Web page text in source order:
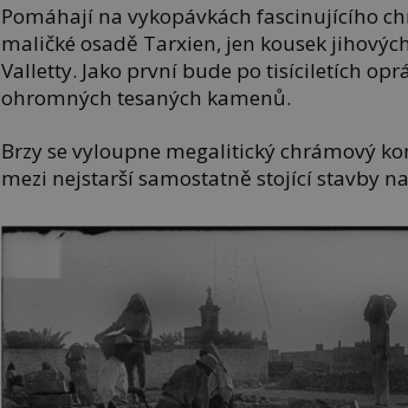
Pomáhají na vykopávkách fascinujícího
maličké osadě Tarxien, jen kousek
Valletty. Jako první bude po tisíciletích
ohromných tesaných kamenů.
Brzy se vyloupne megalitický chrámový
mezi nejstarší samostatně stojící stavby